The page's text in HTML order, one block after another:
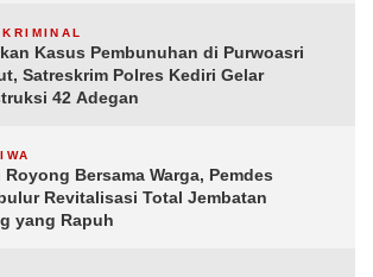
Kasus Pembunuhan di Purwoasri
Satreskrim Polres Kediri Gelar
42 Adegan
Bersama Warga, Pemdes
Revitalisasi Total Jembatan
yang Rapuh